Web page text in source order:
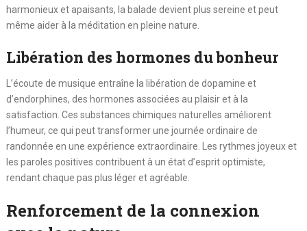
harmonieux et apaisants, la balade devient plus sereine et peut
même aider à la méditation en pleine nature.
Libération des hormones du bonheur
L’écoute de musique entraîne la libération de dopamine et
d’endorphines, des hormones associées au plaisir et à la
satisfaction. Ces substances chimiques naturelles améliorent
l’humeur, ce qui peut transformer une journée ordinaire de
randonnée en une expérience extraordinaire. Les rythmes joyeux et
les paroles positives contribuent à un état d’esprit optimiste,
rendant chaque pas plus léger et agréable.
Renforcement de la connexion